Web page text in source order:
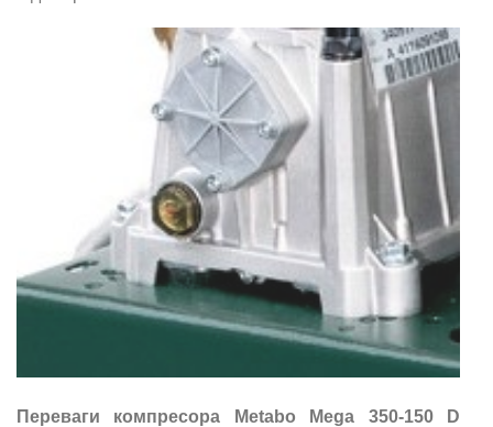
Переваги компресора Metabo Mega 350-150 D